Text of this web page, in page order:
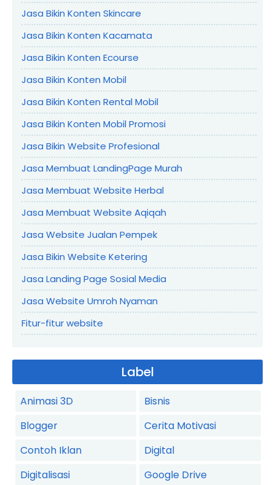
Jasa Bikin Konten Skincare
Jasa Bikin Konten Kacamata
Jasa Bikin Konten Ecourse
Jasa Bikin Konten Mobil
Jasa Bikin Konten Rental Mobil
Jasa Bikin Konten Mobil Promosi
Jasa Bikin Website Profesional
Jasa Membuat LandingPage Murah
Jasa Membuat Website Herbal
Jasa Membuat Website Aqiqah
Jasa Website Jualan Pempek
Jasa Bikin Website Ketering
Jasa Landing Page Sosial Media
Jasa Website Umroh Nyaman
Fitur-fitur website
Label
Animasi 3D
Bisnis
Blogger
Cerita Motivasi
Contoh Iklan
Digital
Digitalisasi
Google Drive